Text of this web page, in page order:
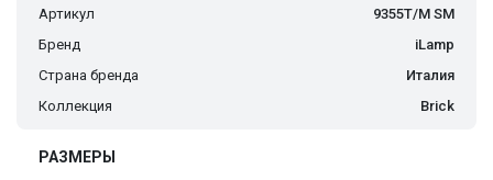
Артикул
9355T/M SM
Бренд
iLamp
Страна бренда
Италия
Коллекция
Brick
РАЗМЕРЫ